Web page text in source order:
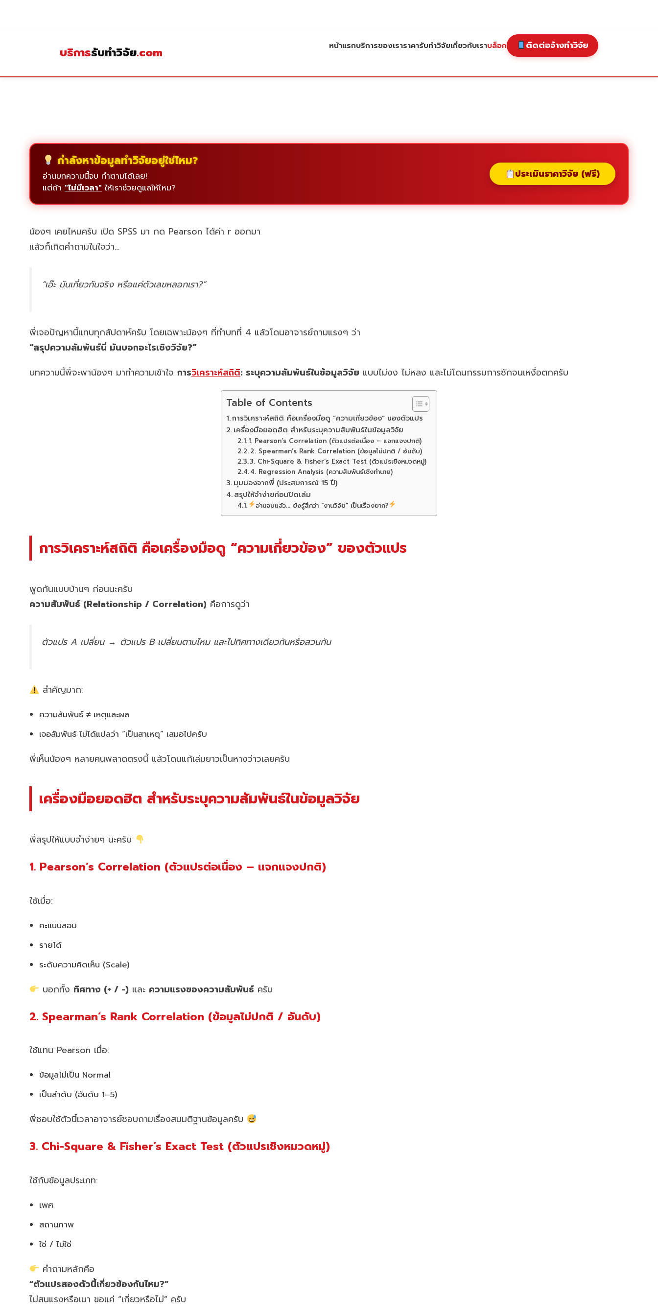
บริการรับทำวิจัย.com หน้าแรกบริการของเราราคารับทำวิจัยเกี่ยวกับเราบล็อก ติดต่อจ้างทำวิจัย
กำลังหาข้อมูลทำวิจัยอยู่ใช่ไหม?
อ่านบทความนี้จบ ทำตามได้เลย!
แต่ถ้า "ไม่มีเวลา" ให้เราช่วยดูแลให้ไหม?
ประเมินราคาวิจัย (ฟรี)
น้องๆ เคยไหมครับ เปิด SPSS มา กด Pearson ได้ค่า r ออกมา
แล้วก็เกิดคำถามในใจว่า…
“เอ๊ะ มันเกี่ยวกันจริง หรือแค่ตัวเลขหลอกเรา?”
พี่เจอปัญหานี้แทบทุกสัปดาห์ครับ โดยเฉพาะน้องๆ ที่ทำบทที่ 4 แล้วโดนอาจารย์ถามแรงๆ ว่า
“สรุปความสัมพันธ์นี่ มันบอกอะไรเชิงวิจัย?”
บทความนี้พี่จะพาน้องๆ มาทำความเข้าใจ การวิเคราะห์สถิติ: ระบุความสัมพันธ์ในข้อมูลวิจัย แบบไม่งง ไม่หลง และไม่โดนกรรมการซักจนเหงื่อตกครับ
Table of Contents
การวิเคราะห์สถิติ คือเครื่องมือดู “ความเกี่ยวข้อง” ของตัวแปร
เครื่องมือยอดฮิต สำหรับระบุความสัมพันธ์ในข้อมูลวิจัย
1. Pearson’s Correlation (ตัวแปรต่อเนื่อง – แจกแจงปกติ)
2. Spearman’s Rank Correlation (ข้อมูลไม่ปกติ / อันดับ)
3. Chi-Square & Fisher’s Exact Test (ตัวแปรเชิงหมวดหมู่)
4. Regression Analysis (ความสัมพันธ์เชิงทำนาย)
มุมมองจากพี่ (ประสบการณ์ 15 ปี)
สรุปให้จำง่ายก่อนปิดเล่ม
อ่านจบแล้ว... ยังรู้สึกว่า "งานวิจัย" เป็นเรื่องยาก?
การวิเคราะห์สถิติ คือเครื่องมือดู “ความเกี่ยวข้อง” ของตัวแปร
พูดกันแบบบ้านๆ ก่อนนะครับ
ความสัมพันธ์ (Relationship / Correlation) คือการดูว่า
ตัวแปร A เปลี่ยน → ตัวแปร B เปลี่ยนตามไหม และไปทิศทางเดียวกันหรือสวนกัน
สำคัญมาก:
ความสัมพันธ์ ≠ เหตุและผล
เจอสัมพันธ์ ไม่ได้แปลว่า “เป็นสาเหตุ” เสมอไปครับ
พี่เห็นน้องๆ หลายคนพลาดตรงนี้ แล้วโดนแก้เล่มยาวเป็นหางว่าวเลยครับ
เครื่องมือยอดฮิต สำหรับระบุความสัมพันธ์ในข้อมูลวิจัย
พี่สรุปให้แบบจำง่ายๆ นะครับ
1. Pearson’s Correlation (ตัวแปรต่อเนื่อง – แจกแจงปกติ)
ใช้เมื่อ:
คะแนนสอบ
รายได้
ระดับความคิดเห็น (Scale)
บอกทั้ง ทิศทาง (+ / -) และ ความแรงของความสัมพันธ์ ครับ
2. Spearman’s Rank Correlation (ข้อมูลไม่ปกติ / อันดับ)
ใช้แทน Pearson เมื่อ:
ข้อมูลไม่เป็น Normal
เป็นลำดับ (อันดับ 1–5)
พี่ชอบใช้ตัวนี้เวลาอาจารย์ชอบถามเรื่องสมมติฐานข้อมูลครับ
3. Chi-Square & Fisher’s Exact Test (ตัวแปรเชิงหมวดหมู่)
ใช้กับข้อมูลประเภท:
เพศ
สถานภาพ
ใช่ / ไม่ใช่
คำถามหลักคือ
“ตัวแปรสองตัวนี้เกี่ยวข้องกันไหม?”
ไม่สนแรงหรือเบา ขอแค่ “เกี่ยวหรือไม่” ครับ